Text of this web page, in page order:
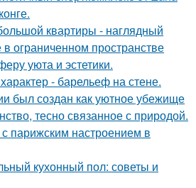
квартиры - наглядный
ограниченном пространстве
уюта и эстетики.
- барельеф на стене.
был создан как уютное убежище
тесно связанное с природой.
парижским настроением в
кухонный пол: советы и